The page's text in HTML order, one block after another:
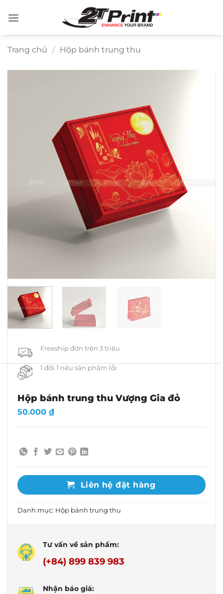
qua
Trang chủ / Hộp bánh trung thu
Freeship đơn trên 3 triệu
1 đổi 1 nếu sản phẩm lỗi
Hộp bánh trung thu Vượng Gia đỏ
50.000 ₫
Liên hệ đặt hàng
Danh mục: Hộp bánh trung thu
Tư vấn về sản phẩm:
(+84) 899 839 983
Nhận báo giá: